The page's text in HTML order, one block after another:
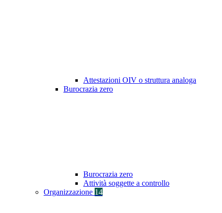
Attestazioni OIV o struttura analoga
Burocrazia zero
Burocrazia zero
Attività soggette a controllo
Organizzazione 14